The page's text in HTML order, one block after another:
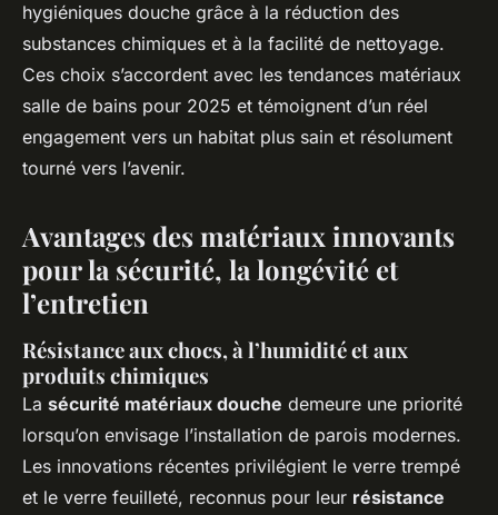
hygiéniques douche grâce à la réduction des
substances chimiques et à la facilité de nettoyage.
Ces choix s’accordent avec les tendances matériaux
salle de bains pour 2025 et témoignent d’un réel
engagement vers un habitat plus sain et résolument
tourné vers l’avenir.
Avantages des matériaux innovants
pour la sécurité, la longévité et
l’entretien
Résistance aux chocs, à l’humidité et aux
produits chimiques
La sécurité matériaux douche demeure une priorité
lorsqu’on envisage l’installation de parois modernes.
Les innovations récentes privilégient le verre trempé
et le verre feuilleté, reconnus pour leur résistance